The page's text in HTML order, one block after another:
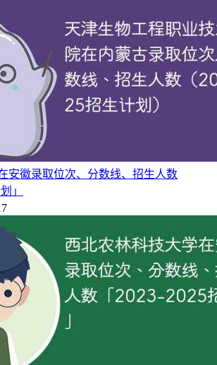
预估多少分（历史类+物理类）
分数线在各省是多少「最低375分」
安徽录取位次、分数线、招生人数
」